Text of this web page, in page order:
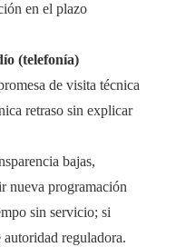
en el plazo
(telefonía)
de visita técnica
retraso sin explicar
bajas,
nueva programación
sin servicio; si
autoridad reguladora.